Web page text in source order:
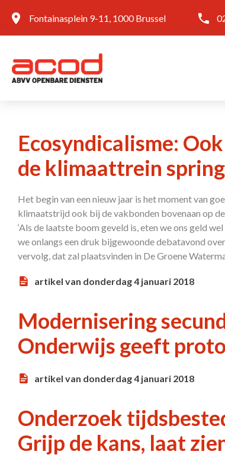
Fontainasplein 9-11, 1000 Brussel
Ecosyndicalisme:
de klimaattrein
Het begin van een nieuw jaar is het moment van
klimaatstrijd ook bij de vakbonden bovenaan op
‘Als de laatste boom geveld is, eten we ons geld
we onlangs een druk bijgewoonde debatavond
vervolg, dat zal plaatsvinden in De Groene
artikel van donderdag 4 januari 2018
Modernisering
Onderwijs geeft
artikel van donderdag 4 januari 2018
Onderzoek
Grijp de kans, laat